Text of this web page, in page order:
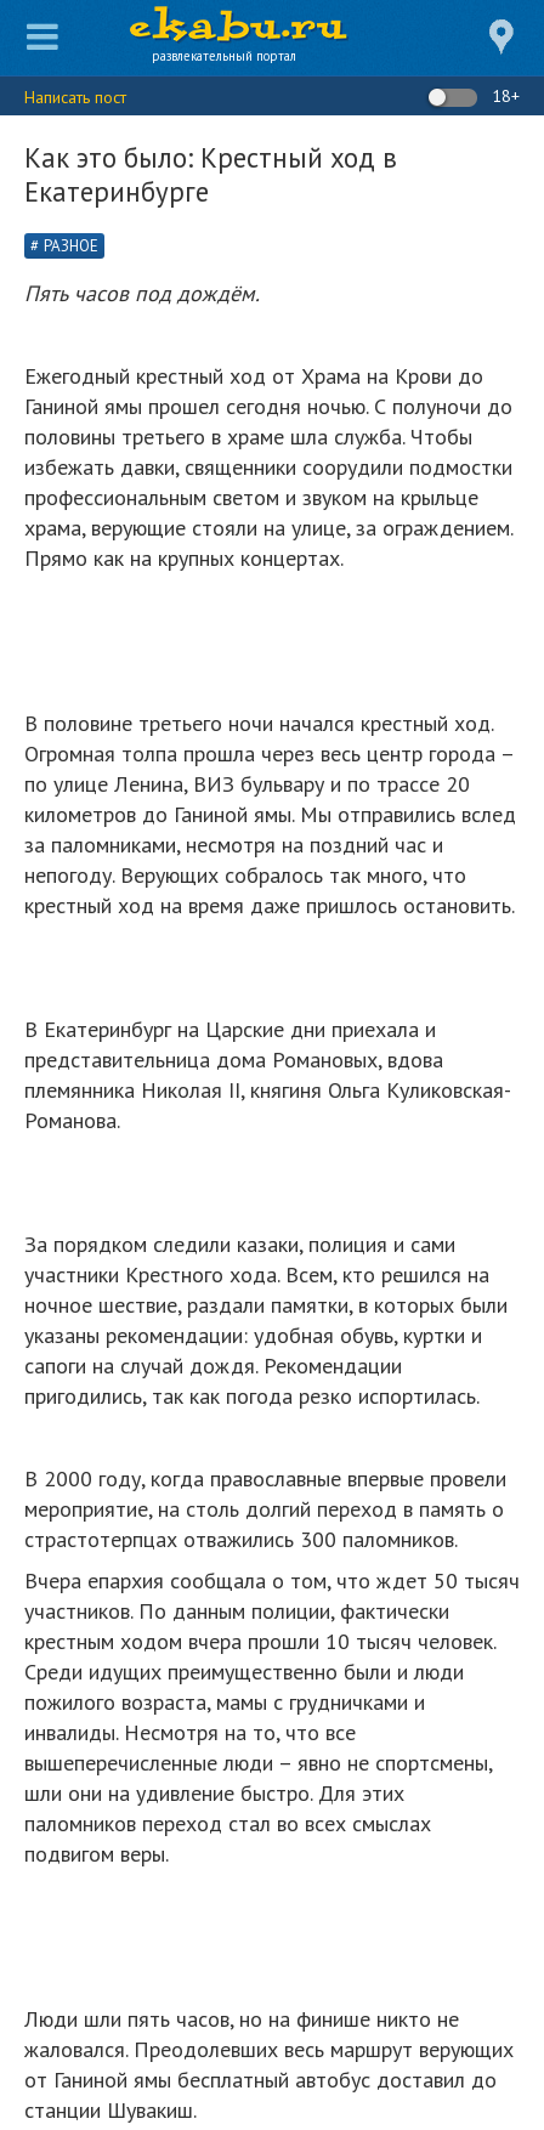
развлекательный портал
Написать пост 18+
Как это было: Крестный ход в
Екатеринбурге
РАЗНОЕ
Пять часов под дождём.
Ежегодный крестный ход от Храма на Крови до
Ганиной ямы прошел сегодня ночью. С полуночи до
половины третьего в храме шла служба. Чтобы
избежать давки, священники соорудили подмостки
профессиональным светом и звуком на крыльце
храма, верующие стояли на улице, за ограждением.
Прямо как на крупных концертах.
В половине третьего ночи начался крестный ход.
Огромная толпа прошла через весь центр города –
по улице Ленина, ВИЗ бульвару и по трассе 20
километров до Ганиной ямы. Мы отправились вслед
за паломниками, несмотря на поздний час и
непогоду. Верующих собралось так много, что
крестный ход на время даже пришлось остановить.
В Екатеринбург на Царские дни приехала и
представительница дома Романовых, вдова
племянника Николая II, княгиня Ольга Куликовская-
Романова.
За порядком следили казаки, полиция и сами
участники Крестного хода. Всем, кто решился на
ночное шествие, раздали памятки, в которых были
указаны рекомендации: удобная обувь, куртки и
сапоги на случай дождя. Рекомендации
пригодились, так как погода резко испортилась.
В 2000 году, когда православные впервые провели
мероприятие, на столь долгий переход в память о
страстотерпцах отважились 300 паломников.
Вчера епархия сообщала о том, что ждет 50 тысяч
участников. По данным полиции, фактически
крестным ходом вчера прошли 10 тысяч человек.
Среди идущих преимущественно были и люди
пожилого возраста, мамы с грудничками и
инвалиды. Несмотря на то, что все
вышеперечисленные люди – явно не спортсмены,
шли они на удивление быстро. Для этих
паломников переход стал во всех смыслах
подвигом веры.
Люди шли пять часов, но на финише никто не
жаловался. Преодолевших весь маршрут верующих
от Ганиной ямы бесплатный автобус доставил до
станции Шувакиш.